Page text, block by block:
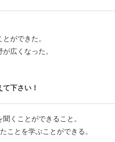
ができた。
広くなった。
下さい！
くことができること。
ことを学ぶことができる。